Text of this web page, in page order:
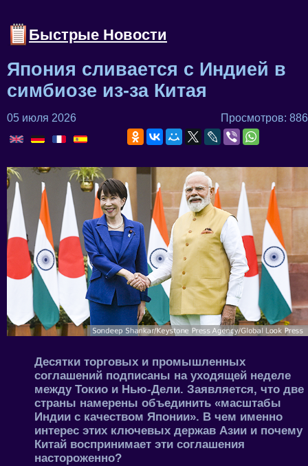
Быстрые Новости
Япония сливается с Индией в
симбиозе из-за Китая
05 июля 2026 Просмотров: 886
Десятки торговых и промышленных
соглашений подписаны на уходящей неделе
между Токио и Нью-Дели. Заявляется, что две
страны намерены объединить «масштабы
Индии с качеством Японии». В чем именно
интерес этих ключевых держав Азии и почему
Китай воспринимает эти соглашения
настороженно?